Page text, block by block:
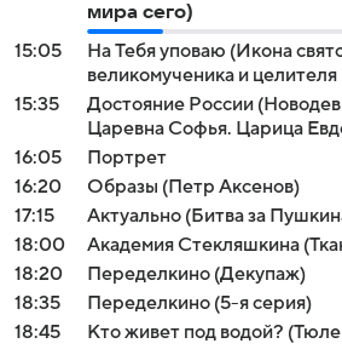
мира сего)
15:05
На Тебя уповаю (Икона
великомученика и
15:35
Достояние России
Царевна Софья. Царица
16:05
Портрет
16:20
Образы (Петр Аксенов)
17:15
Актуально (Битва за
18:00
Академия Стекляшкина
18:20
Переделкино (Декупаж)
18:35
Переделкино (5-я серия)
18:45
Кто живет под водой?